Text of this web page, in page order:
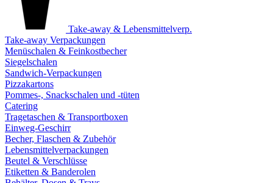
Take-away & Lebensmittelverp.
Take-away Verpackungen
Menüschalen & Feinkostbecher
Siegelschalen
Sandwich-Verpackungen
Pizzakartons
Pommes-, Snackschalen und -tüten
Catering
Tragetaschen & Transportboxen
Einweg-Geschirr
Becher, Flaschen & Zubehör
Lebensmittelverpackungen
Beutel & Verschlüsse
Etiketten & Banderolen